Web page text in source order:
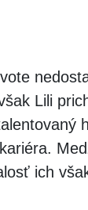
Lili
ich